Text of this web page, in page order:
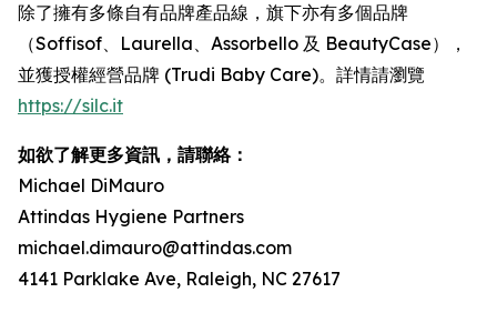
除了擁有多條自有品牌產品線，旗下亦有多個品牌
（Soffisof、Laurella、Assorbello 及 BeautyCase），
並獲授權經營品牌 (Trudi Baby Care)。詳情請瀏覽
https://silc.it
如欲了解更多資訊，請聯絡：
Michael DiMauro
Attindas Hygiene Partners
michael.dimauro@attindas.com
4141 Parklake Ave, Raleigh, NC 27617